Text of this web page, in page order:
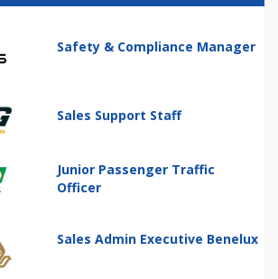
Safety & Compliance Manager
Sales Support Staff
Junior Passenger Traffic
Officer
Sales Admin Executive Benelux